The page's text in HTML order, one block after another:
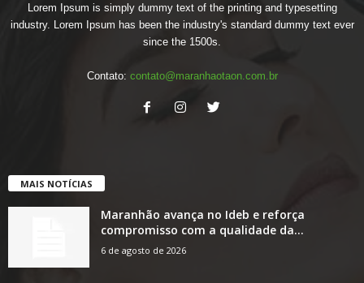
Lorem Ipsum is simply dummy text of the printing and typesetting
industry. Lorem Ipsum has been the industry's standard dummy text ever
since the 1500s.
Contato: contato@maranhaotaon.com.br
MAIS NOTÍCIAS
Maranhão avança no Ideb e reforça
compromisso com a qualidade da...
6 de agosto de 2026